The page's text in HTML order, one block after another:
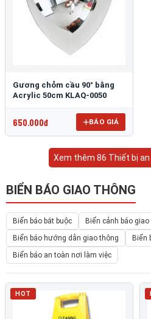
Gương chỏm cầu 90° bằng
Acrylic 50cm KLAQ-0050
650.000đ BÁO GIÁ
Xem thêm 86 Thiết bị
BIỂN BÁO GIAO THÔNG
Biển báo bắt buộc
Biển cảnh báo
Biển báo hướng dẫn giao thông
Biển
Biển báo an toàn nơi làm việc
HOT